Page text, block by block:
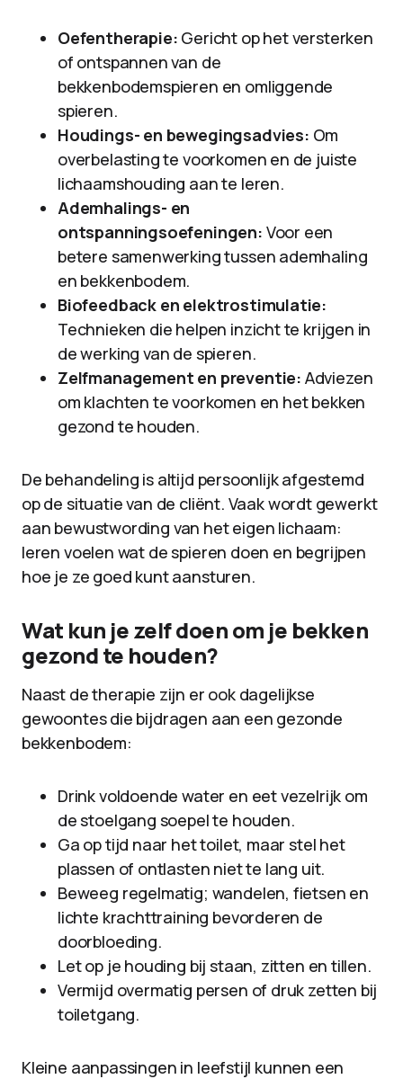
Oefentherapie: Gericht op het versterken
of ontspannen van de
bekkenbodemspieren en omliggende
spieren.
Houdings- en bewegingsadvies: Om
overbelasting te voorkomen en de juiste
lichaamshouding aan te leren.
Ademhalings- en
ontspanningsoefeningen: Voor een
betere samenwerking tussen ademhaling
en bekkenbodem.
Biofeedback en elektrostimulatie:
Technieken die helpen inzicht te krijgen in
de werking van de spieren.
Zelfmanagement en preventie: Adviezen
om klachten te voorkomen en het bekken
gezond te houden.
De behandeling is altijd persoonlijk afgestemd
op de situatie van de cliënt. Vaak wordt gewerkt
aan bewustwording van het eigen lichaam:
leren voelen wat de spieren doen en begrijpen
hoe je ze goed kunt aansturen.
Wat kun je zelf doen om je bekken
gezond te houden?
Naast de therapie zijn er ook dagelijkse
gewoontes die bijdragen aan een gezonde
bekkenbodem:
Drink voldoende water en eet vezelrijk om
de stoelgang soepel te houden.
Ga op tijd naar het toilet, maar stel het
plassen of ontlasten niet te lang uit.
Beweeg regelmatig; wandelen, fietsen en
lichte krachttraining bevorderen de
doorbloeding.
Let op je houding bij staan, zitten en tillen.
Vermijd overmatig persen of druk zetten bij
toiletgang.
Kleine aanpassingen in leefstijl kunnen een